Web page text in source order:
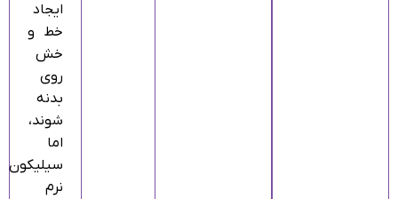
ایجاد
خط و
خش
روی
بدنه
شوند،
اما
سیلیکون
نرم